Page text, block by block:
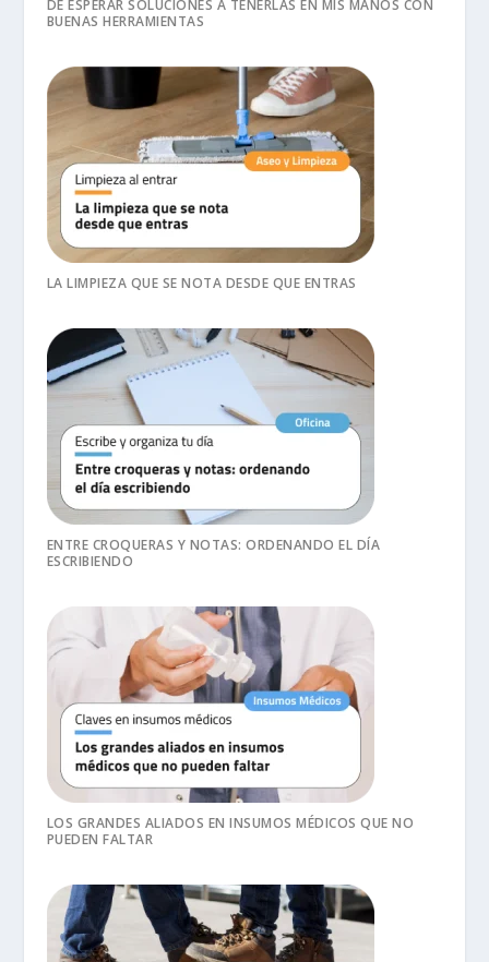
DE ESPERAR SOLUCIONES A TENERLAS EN MIS MANOS CON
BUENAS HERRAMIENTAS
LA LIMPIEZA QUE SE NOTA DESDE QUE ENTRAS
ENTRE CROQUERAS Y NOTAS: ORDENANDO EL DÍA
ESCRIBIENDO
LOS GRANDES ALIADOS EN INSUMOS MÉDICOS QUE NO
PUEDEN FALTAR